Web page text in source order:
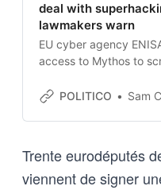
deal with
lawmakers warn
EU cyber agency
access to Mythos to
POLITICO
Sam
Trente eurodéputés
viennent de signer